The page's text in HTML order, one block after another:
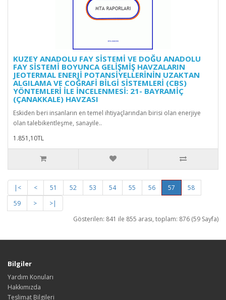
KUZEY ANADOLU FAY SİSTEMİ VE DOĞU ANADOLU
FAY SİSTEMİ BOYUNCA GELİŞMİŞ HAVZALARIN
JEOTERMAL ENERJİ POTANSİYELLERİNİN UZAKTAN
ALGILAMA VE COĞRAFİ BİLGİ SİSTEMLERİ (CBS)
YÖNTEMLERİ İLE İNCELENMESİ: 21- BAYRAMİÇ
(ÇANAKKALE) HAVZASI
Eskiden beri insanların en temel ihtiyaçlarından birisi olan enerjiye
olan talebikentleşme, sanayile..
1.851,10TL
|< < 51 52 53 54 55 56 57
58
59
>
>|
Gösterilen: 841 ile 855 arası, toplam: 876 (59 Sayfa)
Bilgiler
Yardım Konuları
Hakkımızda
Teslimat Bilgileri